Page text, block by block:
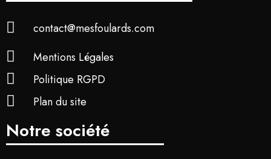
contact@mesfoulards.com
Mentions Légales
Politique RGPD
Plan du site
Notre société